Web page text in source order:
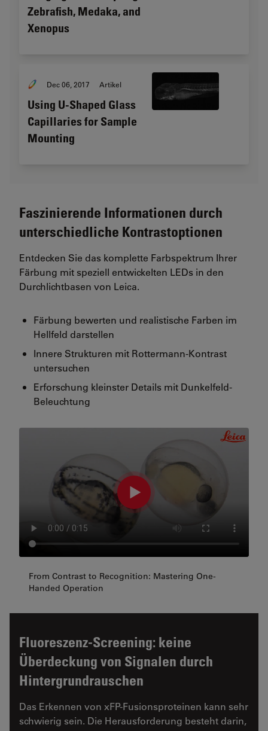
Zebrafish, Medaka, and
Xenopus
Dec 06, 2017 Artikel
Using U-Shaped Glass
Capillaries for Sample
Mounting
Faszinierende Informationen durch
unterschiedliche Kontrastoptionen
Entdecken Sie das komplette Farbspektrum Ihrer
Färbung mit speziell entwickelten LEDs in den
Durchlichtbasen von Leica.
Färbung bewerten und realistische Farben im
Hellfeld darstellen
Innere Strukturen mit Rottermann-Kontrast
untersuchen
Erforschung kleinster Details mit Dunkelfeld-
Beleuchtung
From Contrast to Recognition: Mastering One-
Handed Operation
Fluoreszenz-Screening: keine
Überdeckung von Signalen durch
Hintergrundrauschen
Das Erkennen von xFP-Fusionsproteinen kann sehr
schwierig sein. Die Herausforderung besteht darin,